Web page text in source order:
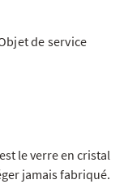
VENTES NOS
de service
le verre en cristal
jamais fabriqué.